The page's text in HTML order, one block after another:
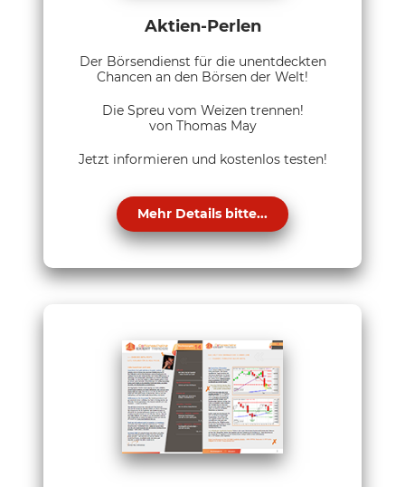
Aktien-Perlen
Der Börsendienst für die unentdeckten
Chancen an den Börsen der Welt!
Die Spreu vom Weizen trennen!
von Thomas May
Jetzt informieren und kostenlos testen!
Mehr Details bitte...